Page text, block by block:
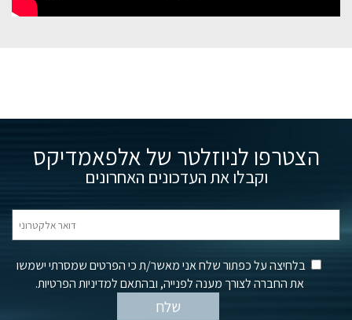
הצטרפו לניוזלטר של אלפאמדיקס
וקבלו את העדכונים האחרונים
בלחיצה על כפתור שלח אני מאשר/ת כי הפרטים שמסרתי ישמשו
את החברה לצורך מענה לפנייה, ובהתאם למדיניות הפרטיות.